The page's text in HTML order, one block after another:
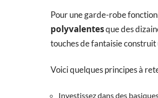
Pour une garde-robe
polyvalentesque des
touches de fantaisie construit
Voici quelques principes à
Investissez dans des